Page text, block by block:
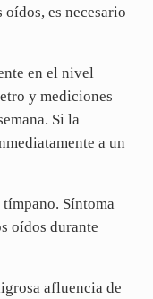
oídos, es necesario
en el nivel
y mediciones
Si la
a un
Síntoma
oídos durante
afluencia de